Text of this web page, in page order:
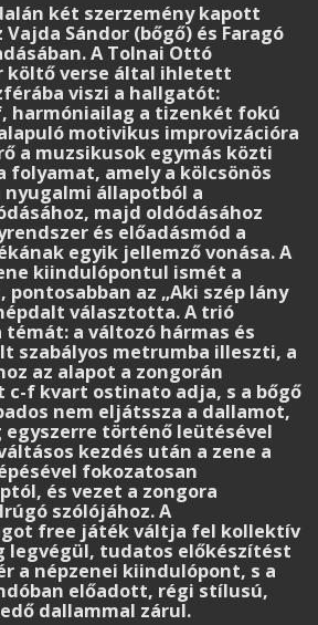
két szerzemény kapott
Sándor (bőgő) és Faragó
A Tolnai Ottó
költő verse által ihletett
viszi a hallgatót:
harmóniailag a tizenkét fokú
motivikus improvizációra
a muzsikusok egymás közti
folyamat, amely a kölcsönös
nyugalmi állapotból a
majd oldódásához
és előadásmód a
egyik jellemző vonása. A
kiindulópontul ismét a
pontosabban az „Aki szép lány
választotta. A trió
témát: a változó hármas és
szabályos metrumba illeszti, a
az alapot a zongorán
f kvart ostinato adja, s a bőgő
nem eljátssza a dallamot,
egyszerre történő leütésével
kezdés után a zene a
fokozatosan
és vezet a zongora
szólójához. A
free játék váltja fel kollektív
legvégül, tudatos előkészítést
a népzenei kiindulópont, s a
előadott, régi stílusú,
dallammal zárul.